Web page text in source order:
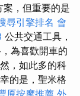
，但重要的是
尋引擎排名 會
公共交通工具，
為喜歡開車的
，如此多的科
的是，聖米格
原按摩推薦 外